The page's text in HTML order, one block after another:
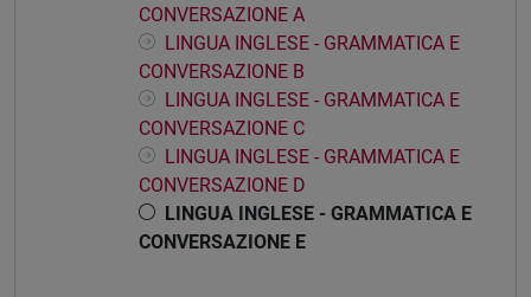
CONVERSAZIONE A
LINGUA INGLESE - GRAMMATICA E
CONVERSAZIONE B
LINGUA INGLESE - GRAMMATICA E
CONVERSAZIONE C
LINGUA INGLESE - GRAMMATICA E
CONVERSAZIONE D
LINGUA INGLESE - GRAMMATICA E
CONVERSAZIONE E